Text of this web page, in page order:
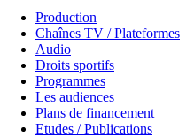
Production
Chaînes TV / Plateformes
Audio
Droits sportifs
Programmes
Les audiences
Plans de financement
Etudes / Publications